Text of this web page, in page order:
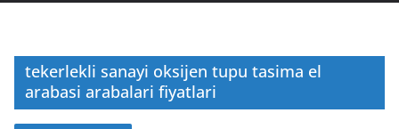
tekerlekli sanayi oksijen tupu tasima el
arabasi arabalari fiyatlari